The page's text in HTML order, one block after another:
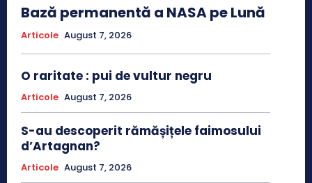
Bază permanentă a NASA pe Lună
Articole August 7, 2026
O raritate : pui de vultur negru
Articole August 7, 2026
S-au descoperit rămășițele faimosului
d’Artagnan?
Articole August 7, 2026